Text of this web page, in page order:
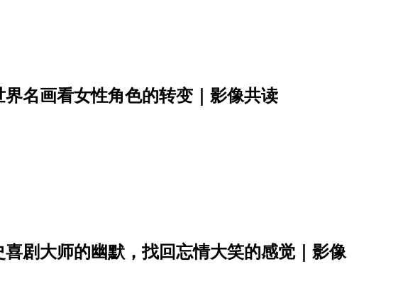
名画看女性角色的转变｜影像共读
剧大师的幽默，找回忘情大笑的感觉｜影像